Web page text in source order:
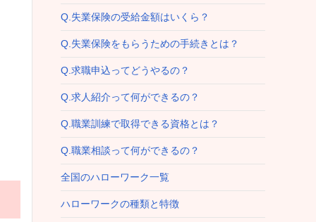
Q.失業保険の受給金額はいくら？
Q.失業保険をもらうための手続きとは？
Q.求職申込ってどうやるの？
Q.求人紹介って何ができるの？
Q.職業訓練で取得できる資格とは？
Q.職業相談って何ができるの？
全国のハローワーク一覧
ハローワークの種類と特徴